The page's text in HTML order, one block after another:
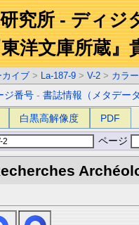
究所 - ディジ
洋文庫所蔵』
カイブ > La-187-9 > V-2 > カラ
ジ番号 -書誌情報（メタデー
白黒高解像度 PDF
ページ